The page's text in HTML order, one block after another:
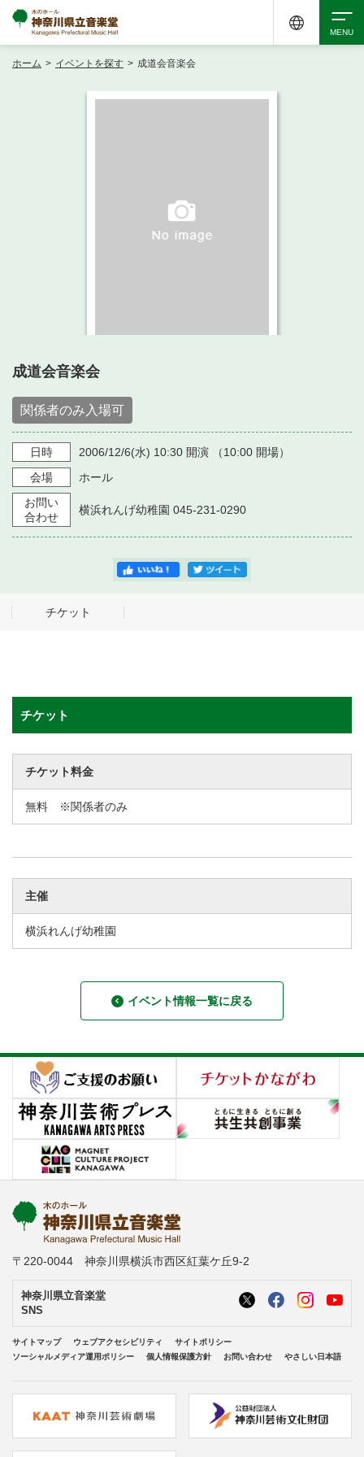
・ フロアマップ
・ 交通案内
・ よくある質問
・ 空き状況
・ 抽選対象日
・ 利用料金
・ 音楽堂のご案内
・ フロアマップ
・ 芸術参与
神奈川県立音楽堂
SNS
ホーム > イベントを探す > 成道会音楽会
成道会音楽会
関係者のみ入場可
日時 2006/12/6(水) 10:30 開演 （10:00 開場）
会場
ホール
お問い
合わせ
横浜れんげ幼稚園 045-231-0290
チケット
チケット
チケット料金
無料 ※関係者のみ
主催
横浜れんげ幼稚園
イベント情報一覧に戻る
〒220-0044 神奈川県横浜市西区紅葉ケ丘9-2
神奈川県立音楽堂
SNS
サイトマップ ウェブアクセシビリティ
サイトポリシー
ソーシャルメディア運用ポリシー
個人情報保護方針 お問い合わせ やさしい日本語